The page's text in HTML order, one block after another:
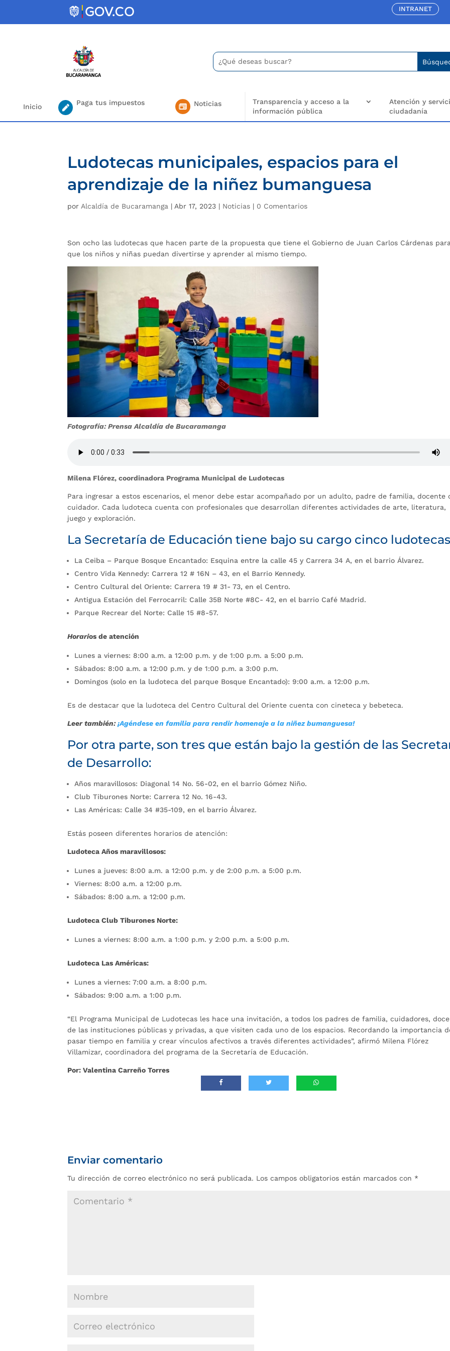
INTRANET
Buscar:
Search
for...
Inicio Paga tus impuestos Noticias
Transparencia y acceso a la
información pública
Atención y
ciudadanía
Ludotecas municipales, espacios para el
aprendizaje de la niñez bumanguesa
por Alcaldía de Bucaramanga | Abr 17, 2023 | Noticias | 0 Comentarios
Son ocho las ludotecas que hacen parte de la propuesta que tiene el Gobierno de Juan Carlos Cárdenas
que los niños y niñas puedan divertirse y aprender al mismo tiempo.
Fotografía: Prensa Alcaldía de Bucaramanga
Milena Flórez, coordinadora Programa Municipal de Ludotecas
Para ingresar a estos escenarios, el menor debe estar acompañado por un adulto, padre de familia, docente
cuidador. Cada ludoteca cuenta con profesionales que desarrollan diferentes actividades de arte, literatura,
juego y exploración.
La Secretaría de Educación tiene bajo su cargo cinco
La Ceiba – Parque Bosque Encantado: Esquina entre la calle 45 y Carrera 34 A, en el barrio Álvarez.
Centro Vida Kennedy: Carrera 12 # 16N – 43, en el Barrio Kennedy.
Centro Cultural del Oriente: Carrera 19 # 31- 73, en el Centro.
Antigua Estación del Ferrocarril: Calle 35B Norte #8C- 42, en el barrio Café Madrid.
Parque Recrear del Norte: Calle 15 #8-57.
Horarios de atención
Lunes a viernes: 8:00 a.m. a 12:00 p.m. y de 1:00 p.m. a 5:00 p.m.
Sábados: 8:00 a.m. a 12:00 p.m. y de 1:00 p.m. a 3:00 p.m.
Domingos (solo en la ludoteca del parque Bosque Encantado): 9:00 a.m. a 12:00 p.m.
Es de destacar que la ludoteca del Centro Cultural del Oriente cuenta con cineteca y bebeteca.
Leer también:¡Agéndese en familia para rendir homenaje a la niñez bumanguesa!
Por otra parte, son tres que están bajo la gestión de las
de Desarrollo:
Años maravillosos: Diagonal 14 No. 56-02, en el barrio Gómez Niño.
Club Tiburones Norte: Carrera 12 No. 16-43.
Las Américas: Calle 34 #35-109, en el barrio Álvarez.
Estás poseen diferentes horarios de atención:
Ludoteca Años maravillosos:
Lunes a jueves: 8:00 a.m. a 12:00 p.m. y de 2:00 p.m. a 5:00 p.m.
Viernes: 8:00 a.m. a 12:00 p.m.
Sábados: 8:00 a.m. a 12:00 p.m.
Ludoteca Club Tiburones Norte:
Lunes a viernes: 8:00 a.m. a 1:00 p.m. y 2:00 p.m. a 5:00 p.m.
Ludoteca Las Américas:
Lunes a viernes: 7:00 a.m. a 8:00 p.m.
Sábados: 9:00 a.m. a 1:00 p.m.
“El Programa Municipal de Ludotecas les hace una invitación, a todos los padres de familia, cuidadores,
de las instituciones públicas y privadas, a que visiten cada uno de los espacios. Recordando la importancia
pasar tiempo en familia y crear vínculos afectivos a través diferentes actividades”, afirmó Milena Flórez
Villamizar, coordinadora del programa de la Secretaría de Educación.
Por: Valentina Carreño Torres
Enviar comentario
Tu dirección de correo electrónico no será publicada. Los campos obligatorios están marcados con *